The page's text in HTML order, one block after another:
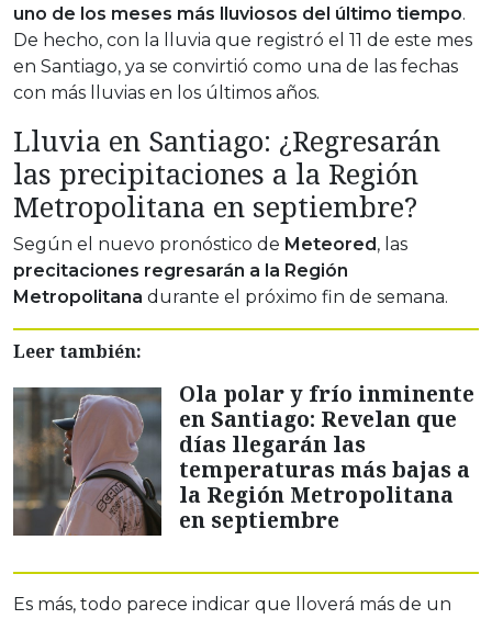
uno de los meses más lluviosos del último tiempo.
De hecho, con la lluvia que registró el 11 de este mes
en Santiago, ya se convirtió como una de las fechas
con más lluvias en los últimos años.
Lluvia en Santiago: ¿Regresarán
las precipitaciones a la Región
Metropolitana en septiembre?
Según el nuevo pronóstico de Meteored , las
precitaciones regresarán a la Región
Metropolitana durante el próximo fin de semana.
Leer también:
Ola polar y frío inminente
en Santiago: Revelan que
días llegarán las
temperaturas más bajas a
la Región Metropolitana
en septiembre
Es más, todo parece indicar que lloverá más de un